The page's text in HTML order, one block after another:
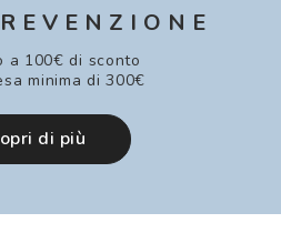
a 100€ di sconto
minima di 300€
di più